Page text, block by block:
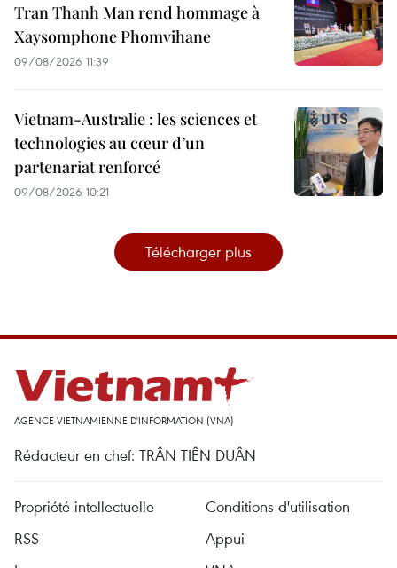
Tran Thanh Man rend hommage à
Xaysomphone Phomvihane
09/08/2026 11:39
Vietnam-Australie : les sciences et
technologies au cœur d’un
partenariat renforcé
09/08/2026 10:21
Télécharger plus
AGENCE VIETNAMIENNE D'INFORMATION (VNA)
Rédacteur en chef: TRÂN TIÊN DUÂN
Propriété intellectuelle
Conditions d'utilisation
RSS
Appui